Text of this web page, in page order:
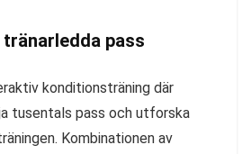
pass
konditionsträning där
tusentals pass och utforska
Kombinationen av